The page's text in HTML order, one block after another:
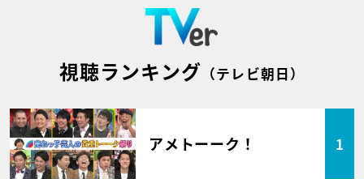
視聴ランキング （テレビ朝日）
アメトーーク！ 1